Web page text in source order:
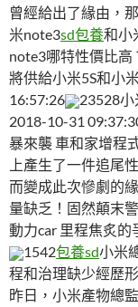
曾經給出了緣由，
米note3sd包養和小
note3哪特性價比高
將供給小米5S和小
16:57:26
23528
2018-10-31
暴來襲 車和家增程
上產生了一件追尾
而變成此次慘劇的
量缺乏！固然顛末
動力car 里程焦炙
1542包養sd小米
程和治理缺少經歷
昨日，小米產物總